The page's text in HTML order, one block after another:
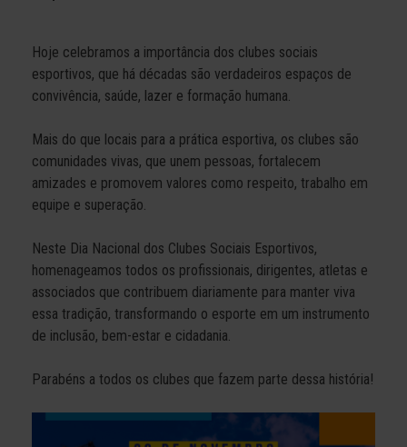
Hoje celebramos a importância dos clubes sociais
esportivos, que há décadas são verdadeiros espaços de
convivência, saúde, lazer e formação humana.
Mais do que locais para a prática esportiva, os clubes são
comunidades vivas, que unem pessoas, fortalecem
amizades e promovem valores como respeito, trabalho em
equipe e superação.
Neste Dia Nacional dos Clubes Sociais Esportivos,
homenageamos todos os profissionais, dirigentes, atletas e
associados que contribuem diariamente para manter viva
essa tradição, transformando o esporte em um instrumento
de inclusão, bem-estar e cidadania.
Parabéns a todos os clubes que fazem parte dessa história!